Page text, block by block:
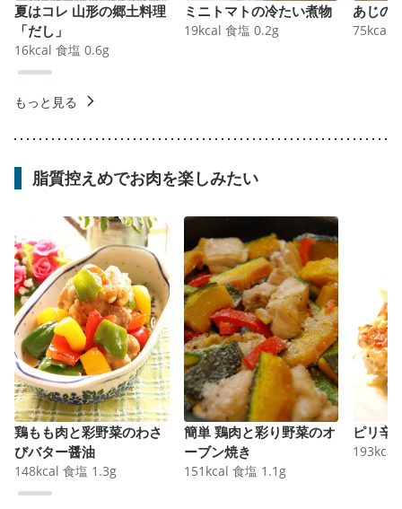
夏はコレ 山形の郷土料理
「だし」
16kcal 食塩 0.6g
ミニトマトの冷たい煮物
19kcal 食塩 0.2g
あじの
75kcal
もっと見る
脂質控えめでお肉を楽しみたい
鶏もも肉と彩野菜のわさ
びバター醤油
148kcal 食塩 1.3g
簡単 鶏肉と彩り野菜のオ
ーブン焼き
151 kcal 食塩 1.1 g
ピリ辛
193kcal